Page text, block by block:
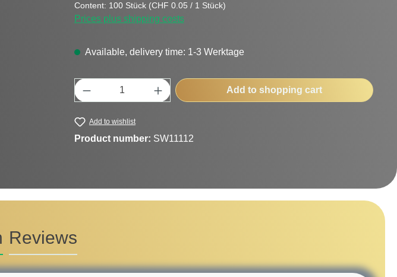
Content: 100 Stück (CHF 0.05 / 1 Stück)
Prices plus shipping costs
Available, delivery time: 1-3 Werktage
Product Quantity: Enter the desired amount or
Add to shopping cart
Add to wishlist
Product number: SW11112
Reviews